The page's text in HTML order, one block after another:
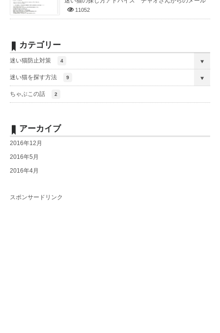
11052
カテゴリー
迷い猫防止対策 4
迷い猫を探す方法 9
ちゃぶこの話 2
アーカイブ
2016年12月
2016年5月
2016年4月
スポンサードリンク